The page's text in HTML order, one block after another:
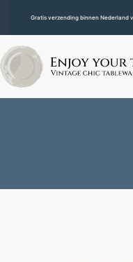
Gratis verzending binnen Nederland